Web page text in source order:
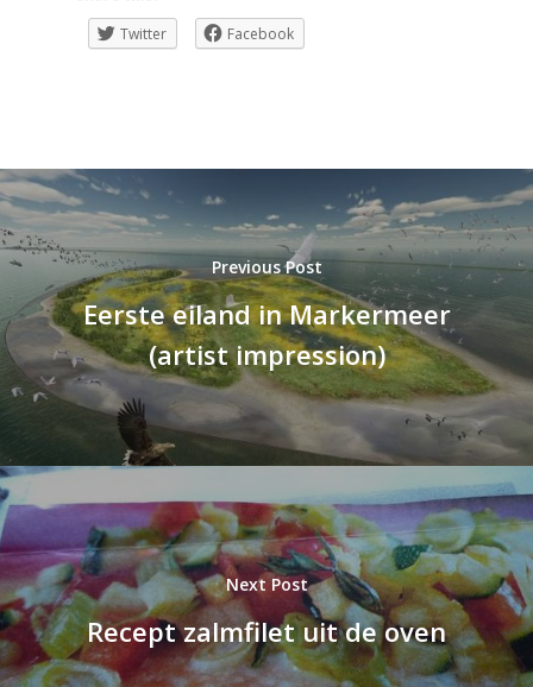
Twitter
Facebook
Previous Post
Eerste eiland in Markermeer
(artist impression)
Next Post
Recept zalmfilet uit de oven